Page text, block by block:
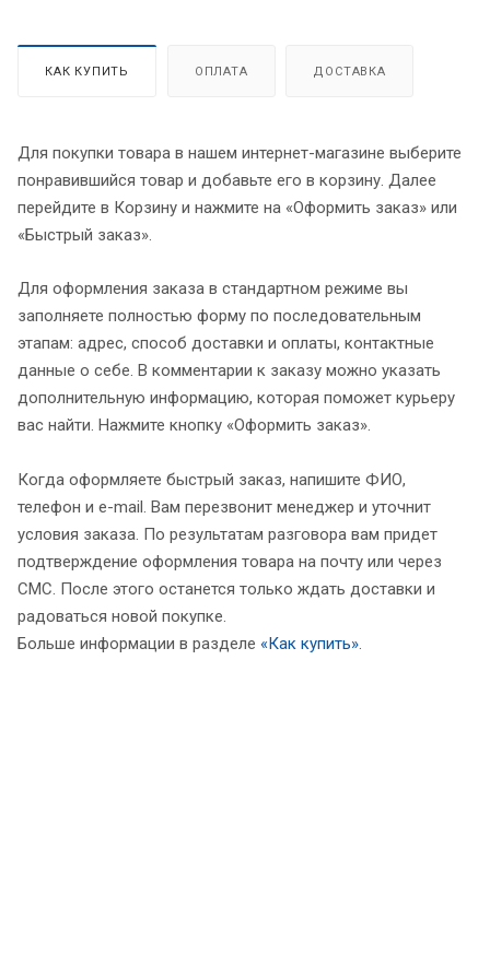
КАК КУПИТЬ ОПЛАТА ДОСТАВКА
Для покупки товара в нашем интернет-магазине выберите
понравившийся товар и добавьте его в корзину. Далее
перейдите в Корзину и нажмите на «Оформить заказ» или
«Быстрый заказ».
Для оформления заказа в стандартном режиме вы
заполняете полностью форму по последовательным
этапам: адрес, способ доставки и оплаты, контактные
данные о себе. В комментарии к заказу можно указать
дополнительную информацию, которая поможет курьеру
вас найти. Нажмите кнопку «Оформить заказ».
Когда оформляете быстрый заказ, напишите ФИО,
телефон и e-mail. Вам перезвонит менеджер и уточнит
условия заказа. По результатам разговора вам придет
подтверждение оформления товара на почту или через
СМС. После этого останется только ждать доставки и
радоваться новой покупке.
Больше информации в разделе «Как купить».